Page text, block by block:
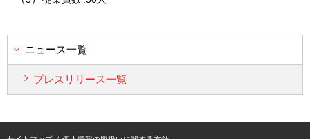
ニュース一覧
プレスリリース一覧